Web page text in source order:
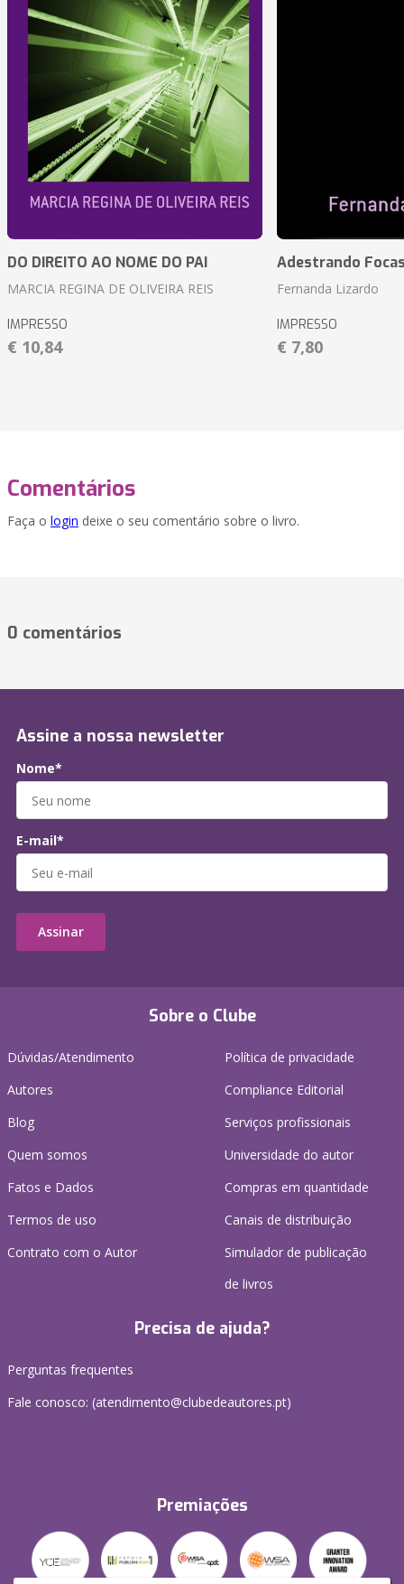
DO DIREITO AO NOME DO PAI
MARCIA REGINA DE OLIVEIRA REIS
IMPRESSO
€ 10,84
Adestrando
Fernanda Lizardo
IMPRESSO
€ 7,80
Comentários
Faça o login deixe o seu comentário sobre o livro.
0 comentários
Sobre o Clube
Dúvidas/Atendimento
Autores
Blog
Quem somos
Fatos e Dados
Termos de uso
Contrato com o Autor
Política de privacidade
Compliance Editorial
Serviços profissionais
Universidade do autor
Compras em quantidade
Canais de distribuição
Simulador de publicação
de livros
Precisa de ajuda?
Perguntas frequentes
Fale conosco: (atendimento@clubedeautores.pt)
Premiações
Assine a nossa newsletter
Nome*
E-mail*
Assinar